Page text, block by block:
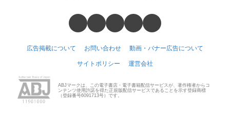
広告掲載について お問い合わせ 動画・バナー広告について
サイトポリシー 運営会社
ABJマークは、この電子書店・電子書籍配信サービスが、著作権者からコ
ンテンツ使用許諾を得た正規版配信サービスであることを示す登録商標
（登録番号6091713号）です。